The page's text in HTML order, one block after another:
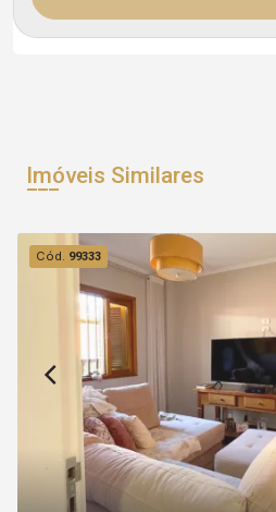
Imóveis Similares
Cód. 99333